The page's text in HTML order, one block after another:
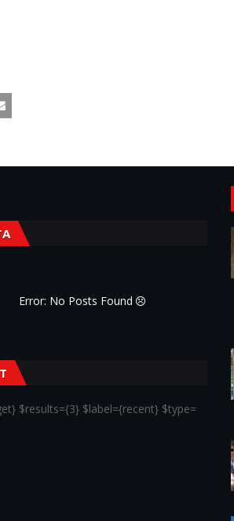
Error: No Posts Found
$results={3} $label={recent} $type=